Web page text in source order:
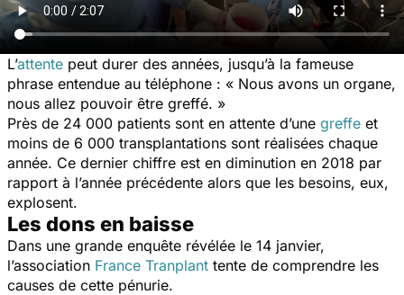
L’attente peut durer des années, jusqu’à la fameuse
phrase entendue au téléphone : « Nous avons un organe,
nous allez pouvoir être greffé. »
Près de 24 000 patients sont en attente d’une greffe et
moins de 6 000 transplantations sont réalisées chaque
année. Ce dernier chiffre est en diminution en 2018 par
rapport à l’année précédente alors que les besoins, eux,
explosent.
Les dons en baisse
Dans une grande enquête révélée le 14 janvier,
l’association France Tranplant tente de comprendre les
causes de cette pénurie.